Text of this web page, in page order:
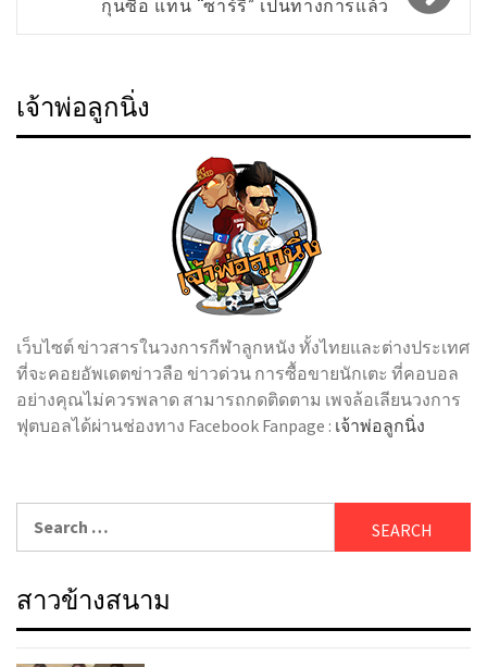
เจ้าพ่อลูกนิ่ง
เว็บไซต์ ข่าวสารในวงการกีฬาลูกหนัง ทั้งไทยและต่างประเทศ
ที่จะคอยอัพเดตข่าวลือ ข่าวด่วน การซื้อขายนักเตะ ที่คอบอล
อย่างคุณไม่ควรพลาด สามารถกดติดตาม เพจล้อเลียนวงการ
ฟุตบอลได้ผ่านช่องทาง Facebook Fanpage : เจ้าพ่อลูกนิ่ง
สาวข้างสนาม